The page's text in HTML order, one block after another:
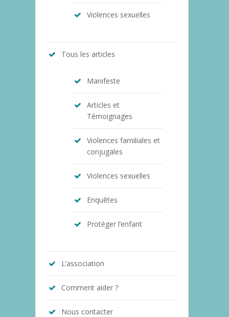
Violences sexuelles
Tous les articles
Manifeste
Articles et
Témoignages
Violences familiales et
conjugales
Violences sexuelles
Enquêtes
Protéger l’enfant
L’association
Comment aider ?
Nous contacter